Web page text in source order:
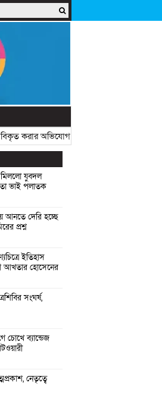
করার অভিযোগ আখতার হোসেনের
মিললো যুবদল
ভাই পলাতক
আনতে দেরি হচ্ছে
প্রশ্ন
ইতিহাস
আখতার হোসেনের
সংঘর্ষ,
চোখে ব্যান্ডেজ
নেতৃত্বে